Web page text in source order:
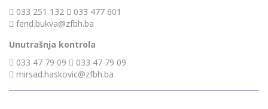
033 251 132
033 477 601
ferid.bukva@zfbh.ba
Unutrašnja kontrola
033 47 79 09
033 47 79 09
mirsad.haskovic@zfbh.ba